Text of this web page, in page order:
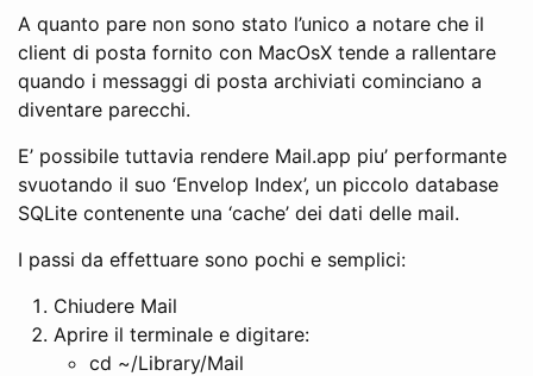
A quanto pare non sono stato l’unico a notare che il
client di posta fornito con MacOsX tende a rallentare
quando i messaggi di posta archiviati cominciano a
diventare parecchi.
E’ possibile tuttavia rendere Mail.app piu’ performante
svuotando il suo ‘Envelop Index’, un piccolo database
SQLite contenente una ‘cache’ dei dati delle mail.
I passi da effettuare sono pochi e semplici:
Chiudere Mail
Aprire il terminale e digitare:
cd ~/Library/Mail